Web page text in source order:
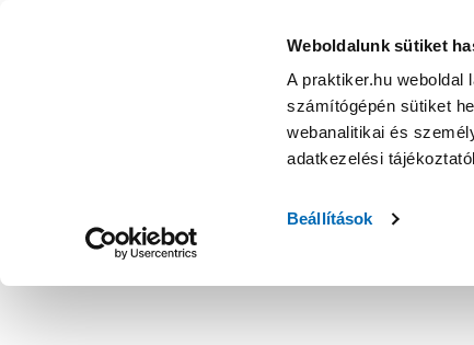
Weboldalunk sütiket
A praktiker.hu weboldal
számítógépén sütiket
webanalitikai és
adatkezelési
Beállítások